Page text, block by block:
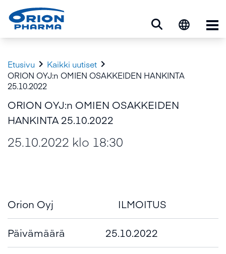
Etusivu  Kaikki uutiset 
ORION OYJ:n OMIEN OSAKKEIDEN HANKINTA
25.10.2022
ORION OYJ:n OMIEN OSAKKEIDEN
HANKINTA 25.10.2022
25.10.2022 klo 18:30
Orion Oyj ILMOITUS
Päivämäärä 25.10.2022